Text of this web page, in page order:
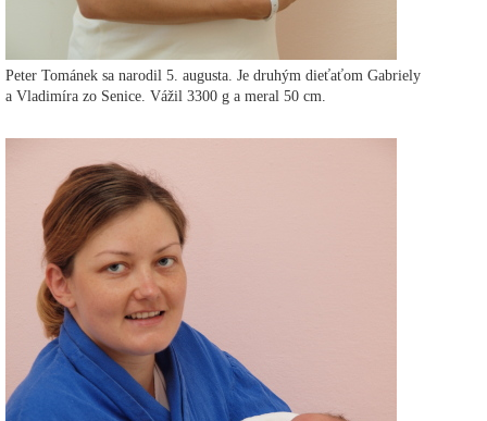
Peter Tománek sa narodil 5. augusta. Je druhým dieťaťom Gabriely
a Vladimíra zo Senice. Vážil 3300 g a meral 50 cm.